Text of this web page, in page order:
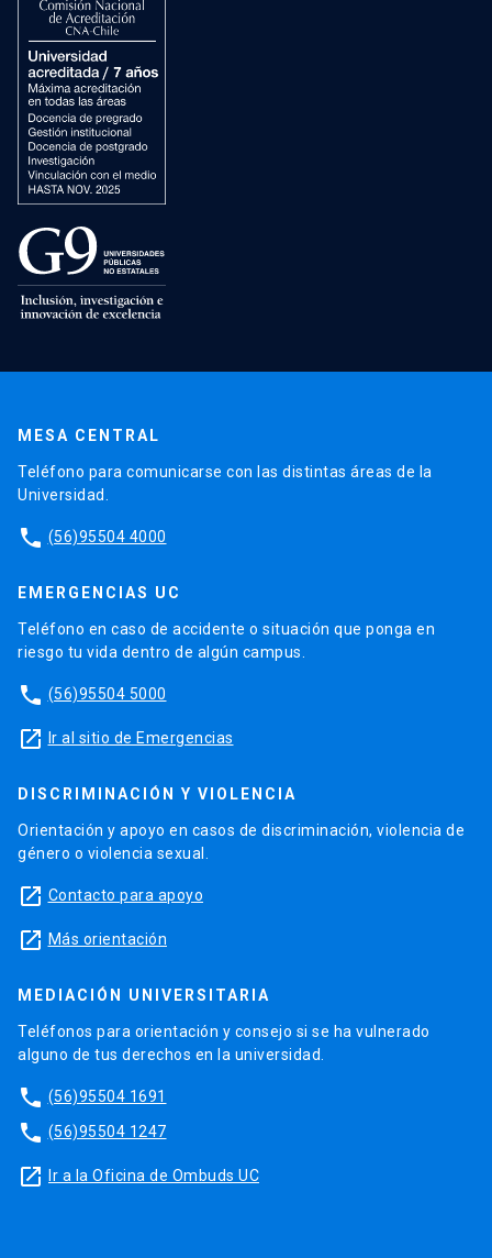
MESA CENTRAL
Teléfono para comunicarse con las distintas áreas de la
Universidad.
phone (56)95504 4000
EMERGENCIAS UC
Teléfono en caso de accidente o situación que ponga en
riesgo tu vida dentro de algún campus.
phone (56)95504 5000
launch Ir al sitio de Emergencias
DISCRIMINACIÓN Y VIOLENCIA
Orientación y apoyo en casos de discriminación, violencia de
género o violencia sexual.
launch Contacto para apoyo
launch Más orientación
MEDIACIÓN UNIVERSITARIA
Teléfonos para orientación y consejo si se ha vulnerado
alguno de tus derechos en la universidad.
phone (56)95504 1691
phone (56)95504 1247
launch Ir a la Oficina de Ombuds UC